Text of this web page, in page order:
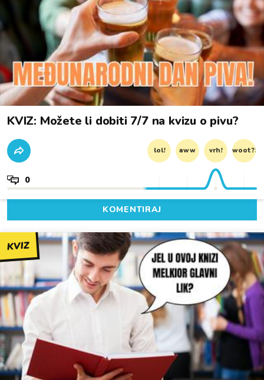
KVIZ: Možete li dobiti 7/7 na kvizu o pivu?
lol! aww vrh! woot?!
0
KOMENTIRAJ
KVIZ